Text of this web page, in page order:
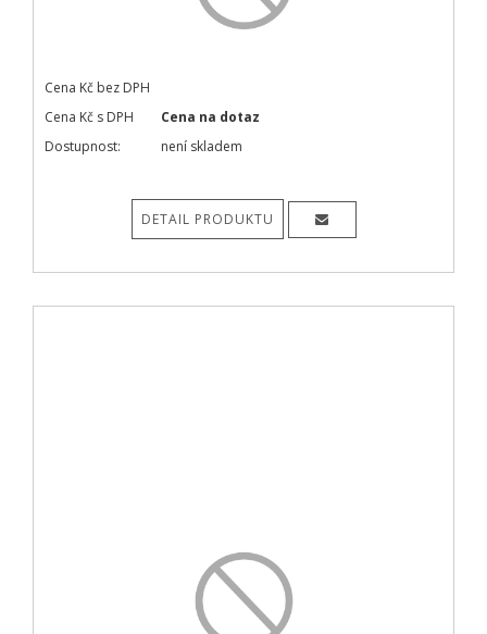
Cena Kč bez DPH
Cena Kč s DPH
Cena na dotaz
Dostupnost:
není skladem
DETAIL PRODUKTU